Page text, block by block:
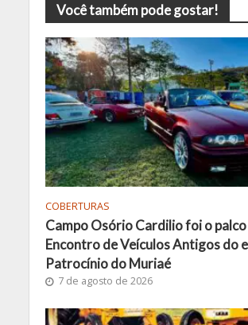
Você também pode gostar!
COBERTURAS
Campo Osório Cardilio foi o palco
Encontro de Veículos Antigos do
Patrocínio do Muriaé
7 de agosto de 2026